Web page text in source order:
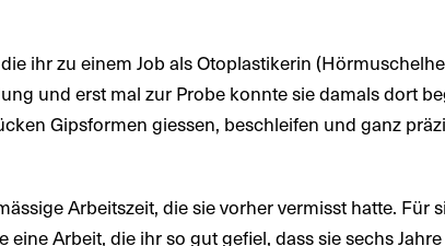
ihr zu einem Job als Otoplastikerin
und erst mal zur Probe konnte sie damals dort
Gipsformen giessen, beschleifen und ganz
Arbeitszeit, die sie vorher vermisst hatte. Für
Arbeit, die ihr so gut gefiel, dass sie sechs